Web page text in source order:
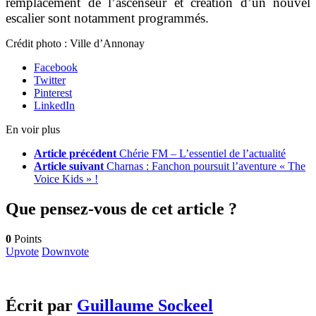
escalier sont notamment programmés.
Crédit photo : Ville d’Annonay
Facebook
Twitter
Pinterest
LinkedIn
En voir plus
Article précédent Chérie FM – L’essentiel de l’actualité
Article suivant Charnas : Fanchon poursuit l’aventure « The
Voice Kids » !
Que pensez-vous de cet article ?
0 Points
Upvote Downvote
Écrit par Guillaume Sockeel